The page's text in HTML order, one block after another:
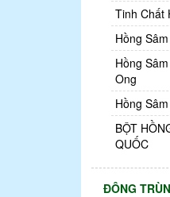
Tinh Chất
Hồng
Hồng
Ong
Hồng
BỘT
QUỐC
ĐÔNG